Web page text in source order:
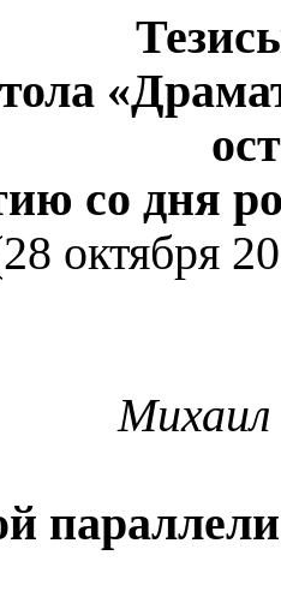
со дня
28 октября
Михаил